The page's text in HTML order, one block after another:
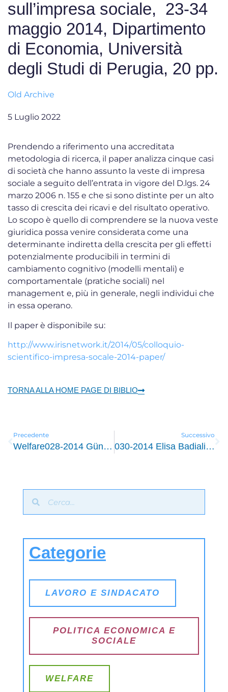
sull’impresa sociale, 23-34
maggio 2014, Dipartimento
di Economia, Università
degli Studi di Perugia, 20 pp.
Old Archive
5 Luglio 2022
Prendendo a riferimento una accreditata
metodologia di ricerca, il paper analizza cinque casi
di società che hanno assunto la veste di impresa
sociale a seguito dell’entrata in vigore del D.lgs. 24
marzo 2006 n. 155 e che si sono distinte per un alto
tasso di crescita dei ricavi e del risultato operativo.
Lo scopo è quello di comprendere se la nuova veste
giuridica possa venire considerata come una
determinante indiretta della crescita per gli effetti
potenzialmente producibili in termini di
cambiamento cognitivo (modelli mentali) e
comportamentale (pratiche sociali) nel
management e, più in generale, negli individui che
in essa operano.
Il paper è disponibile su:
http://www.irisnetwork.it/2014/05/colloquio-
scientifico-impresa-socale-2014-paper/
TORNA ALLA HOME PAGE DI BIBLIO
Precedente
Welfare028-2014 Günther Schmid, Inclusive Growth: What Future for the European Social Model, IZA Policy Paper , Bonn, n. 82, May 2014, 48 pp.
Successivo
030-2014 Elisa Badiali, Associazione tra imprenditori e tra imprese come innovazione del modello di organizzazione del lavoro e dell’impresa sociale, Colloquio scientifico sull’impresa sociale, 23-34 maggio 2014, Dipartimento di Economia, Università degli Studi di Perugia, 21 pp.
Categorie
LAVORO E SINDACATO
POLITICA ECONOMICA E
SOCIALE
WELFARE